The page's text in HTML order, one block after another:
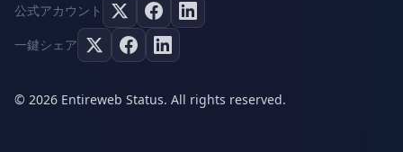
公式アカウント
一鍵シェア
© 2026 Entireweb Status. All rights reserved.